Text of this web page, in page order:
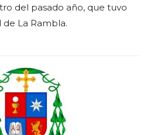
del pasado año, que tuvo
La Rambla.